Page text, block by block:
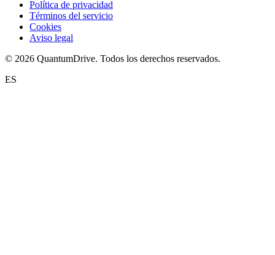
Política de privacidad
Términos del servicio
Cookies
Aviso legal
© 2026 QuantumDrive. Todos los derechos reservados.
ES